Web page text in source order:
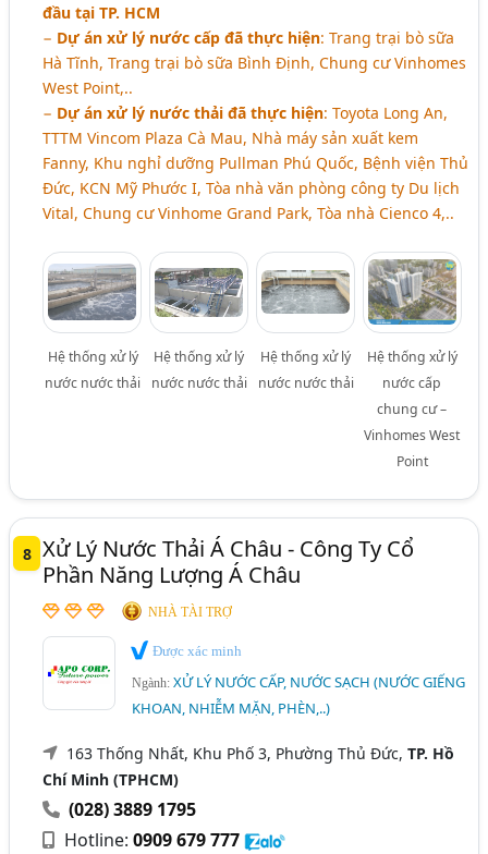
đầu tại TP. HCM
− Dự án xử lý nước cấp đã thực hiện: Trang trại bò sữa
Hà Tĩnh, Trang trại bò sữa Bình Định, Chung cư Vinhomes
West Point,..
− Dự án xử lý nước thải đã thực hiện: Toyota Long An,
TTTM Vincom Plaza Cà Mau, Nhà máy sản xuất kem
Fanny, Khu nghỉ dưỡng Pullman Phú Quốc, Bệnh viện Thủ
Đức, KCN Mỹ Phước I, Tòa nhà văn phòng công ty Du lịch
Vital, Chung cư Vinhome Grand Park, Tòa nhà Cienco 4,..
Hệ thống xử lý
nước nước thải
Hệ thống xử lý
nước nước thải
Hệ thống xử lý
nước nước thải
Hệ thống xử lý
nước cấp
chung cư –
Vinhomes West
Point
8 Xử Lý Nước Thải Á Châu - Công Ty Cổ
Phần Năng Lượng Á Châu
NHÀ TÀI TRỢ
Được xác minh
Ngành:XỬ LÝ NƯỚC CẤP, NƯỚC SẠCH (NƯỚC GIẾNG
KHOAN, NHIỄM MẶN, PHÈN,..)
163 Thống Nhất, Khu Phố 3, Phường Thủ Đức,TP. Hồ
Chí Minh (TPHCM)
(028) 3889 1795
Hotline:0909 679 777